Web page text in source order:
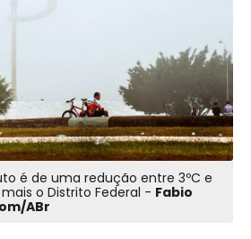
é de uma redução entre 3ºC e
o Distrito Federal - Fabio
ABr